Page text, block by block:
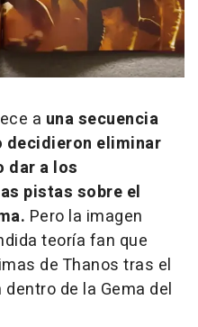
a una secuencia
decidieron eliminar
dar a los
pistas sobre el
Pero la imagen
teoría fan que
de Thanos tras el
de la Gema del